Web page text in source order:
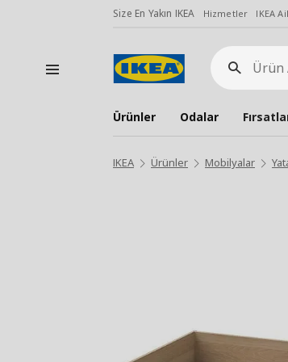
Size En Yakın IKEA Hizmetler IKEA
Ürün
Ara
Ürünler Odalar
IKEA Ürünler Mobilyalar